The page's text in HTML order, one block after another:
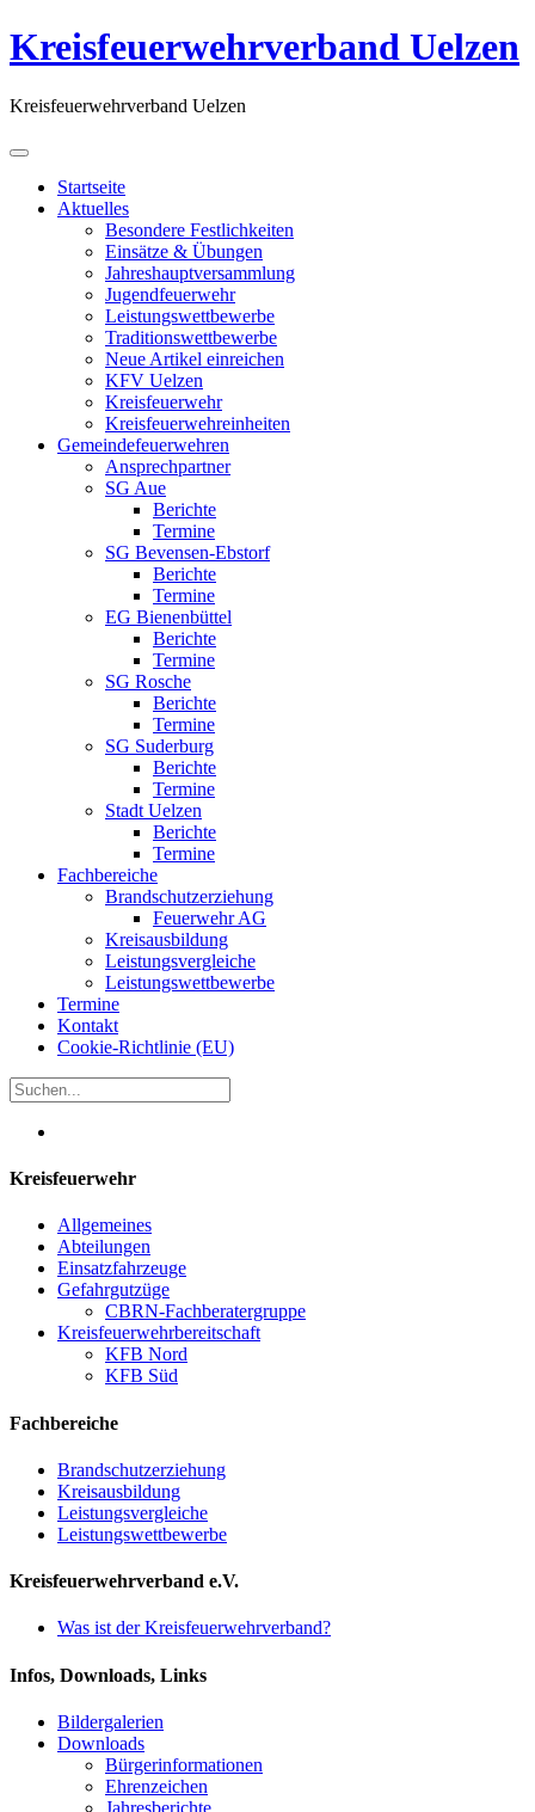
Kreisfeuerwehrverband Uelzen
Kreisfeuerwehrverband Uelzen
Startseite
Aktuelles
Besondere Festlichkeiten
Einsätze & Übungen
Jahreshauptversammlung
Jugendfeuerwehr
Leistungswettbewerbe
Traditionswettbewerbe
Neue Artikel einreichen
KFV Uelzen
Kreisfeuerwehr
Kreisfeuerwehreinheiten
Gemeindefeuerwehren
Ansprechpartner
SG Aue
Berichte
Termine
SG Bevensen-Ebstorf
Berichte
Termine
EG Bienenbüttel
Berichte
Termine
SG Rosche
Berichte
Termine
SG Suderburg
Berichte
Termine
Stadt Uelzen
Berichte
Termine
Fachbereiche
Brandschutzerziehung
Feuerwehr AG
Kreisausbildung
Leistungsvergleiche
Leistungswettbewerbe
Termine
Kontakt
Cookie-Richtlinie (EU)
Kreisfeuerwehr
Allgemeines
Abteilungen
Einsatzfahrzeuge
Gefahrgutzüge
CBRN-Fachberatergruppe
Kreisfeuerwehrbereitschaft
KFB Nord
KFB Süd
Fachbereiche
Brandschutzerziehung
Kreisausbildung
Leistungsvergleiche
Leistungswettbewerbe
Kreisfeuerwehrverband e.V.
Was ist der Kreisfeuerwehrverband?
Infos, Downloads, Links
Bildergalerien
Downloads
Bürgerinformationen
Ehrenzeichen
Jahresberichte